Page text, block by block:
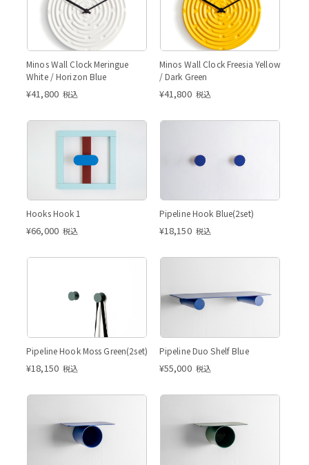
Minos Wall Clock Meringue
White / Horizon Blue
¥41,800 税込
Minos Wall Clock Freesia Yellow
/ Dark Green
¥41,800 税込
Hooks Hook 1
¥66,000 税込
Pipeline Hook Blue(2set)
¥18,150 税込
Pipeline Hook Moss Green(2set)
¥18,150 税込
Pipeline Duo Shelf Blue
¥55,000 税込